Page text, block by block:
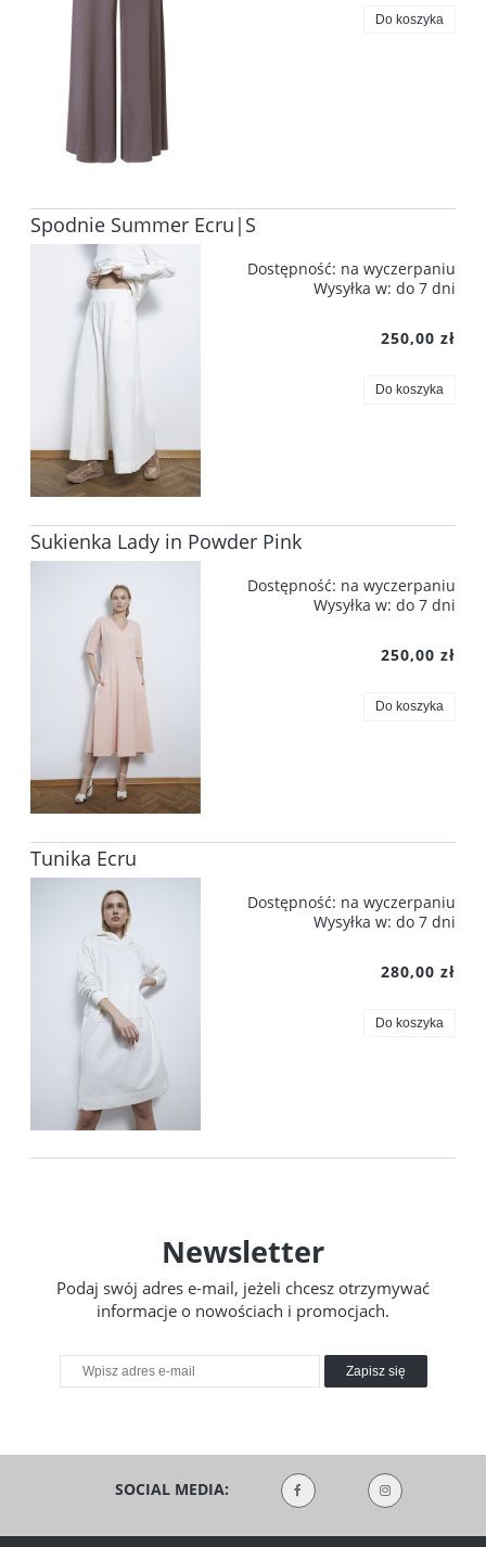
Do koszyka
Spodnie Summer Ecru|S
Dostępność: na wyczerpaniu
Wysyłka w: do 7 dni
250,00 zł
Do koszyka
Sukienka Lady in Powder Pink
Dostępność: na wyczerpaniu
Wysyłka w: do 7 dni
250,00 zł
Do koszyka
Tunika Ecru
Dostępność: na wyczerpaniu
Wysyłka w: do 7 dni
280,00 zł
Do koszyka
Newsletter
Podaj swój adres e-mail, jeżeli chcesz otrzymywać
informacje o nowościach i promocjach.
Zapisz się
SOCIAL MEDIA: